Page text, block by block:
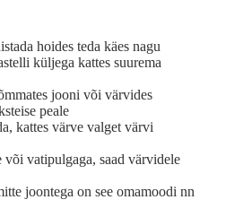
hoides teda käes nagu
küljega kattes suurema
jooni või värvides
peale
kattes värve valget värvi
või vatipulgaga, saad värvidele
joontega on see omamoodi nn